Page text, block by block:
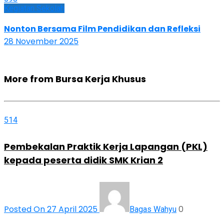
Kegiatan Sekolah
Nonton Bersama Film Pendidikan dan Refleksi
28 November 2025
More from Bursa Kerja Khusus
514
Pembekalan Praktik Kerja Lapangan (PKL)
kepada peserta didik SMK Krian 2
Posted On 27 April 2025 Bagas Wahyu 0